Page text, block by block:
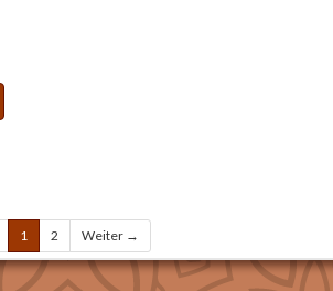
1 2 Weiter →